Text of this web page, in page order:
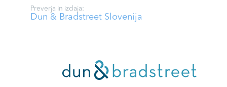
Preverja in izdaja:
Dun & Bradstreet Slovenija